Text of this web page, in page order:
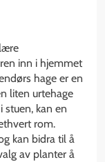
inn i hjemmet
hage er en
liten urtehage
stuen, kan en
rom.
kan bidra til å
av planter å